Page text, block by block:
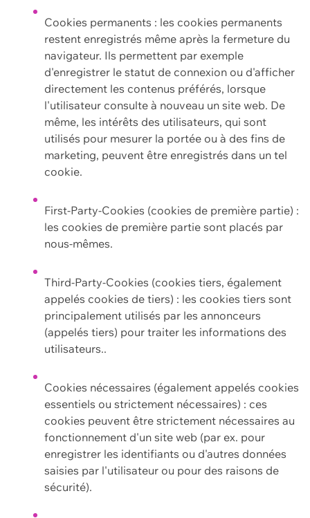
Cookies permanents : les cookies permanents
restent enregistrés même après la fermeture du
navigateur. Ils permettent par exemple
d'enregistrer le statut de connexion ou d'afficher
directement les contenus préférés, lorsque
l'utilisateur consulte à nouveau un site web. De
même, les intérêts des utilisateurs, qui sont
utilisés pour mesurer la portée ou à des fins de
marketing, peuvent être enregistrés dans un tel
cookie.
First-Party-Cookies (cookies de première partie) :
les cookies de première partie sont placés par
nous-mêmes.
Third-Party-Cookies (cookies tiers, également
appelés cookies de tiers) : les cookies tiers sont
principalement utilisés par les annonceurs
(appelés tiers) pour traiter les informations des
utilisateurs..
Cookies nécessaires (également appelés cookies
essentiels ou strictement nécessaires) : ces
cookies peuvent être strictement nécessaires au
fonctionnement d'un site web (par ex. pour
enregistrer les identifiants ou d'autres données
saisies par l'utilisateur ou pour des raisons de
sécurité).